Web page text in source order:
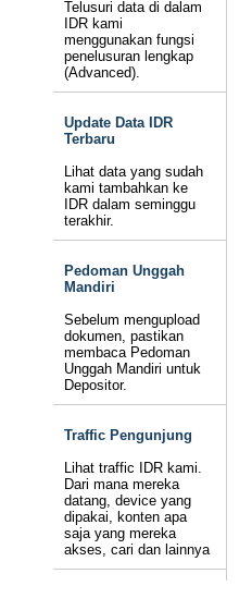
Telusuri data di dalam
IDR kami
menggunakan fungsi
penelusuran lengkap
(Advanced).
Update Data IDR
Terbaru
Lihat data yang sudah
kami tambahkan ke
IDR dalam seminggu
terakhir.
Pedoman Unggah
Mandiri
Sebelum mengupload
dokumen, pastikan
membaca Pedoman
Unggah Mandiri untuk
Depositor.
Traffic Pengunjung
Lihat traffic IDR kami.
Dari mana mereka
datang, device yang
dipakai, konten apa
saja yang mereka
akses, cari dan lainnya